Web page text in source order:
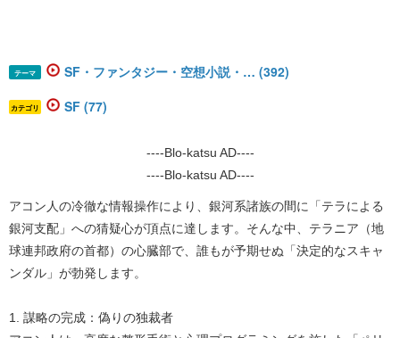
テーマ SF・ファンタジー・空想小説・… (392)
カテゴリ SF (77)
----Blo-katsu AD----
----Blo-katsu AD----
​​アコン人の冷徹な情報操作により、銀河系諸族の間に「テラによる
銀河支配」への猜疑心が頂点に達します。そんな中、テラニア（地
球連邦政府の首都）の心臓部で、誰もが予期せぬ「決定的なスキャ
ンダル」が勃発します。
1. 謀略の完成：偽りの独裁者